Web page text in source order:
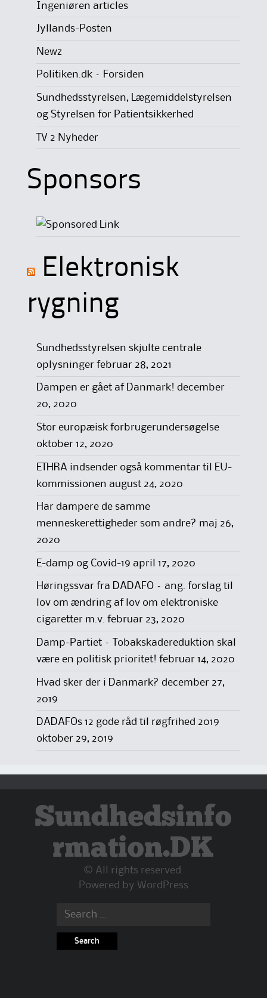
Ingeniøren articles
Jyllands-Posten
Newz
Politiken.dk – Forsiden
Sundhedsstyrelsen, Lægemiddelstyrelsen
og Styrelsen for Patientsikkerhed
TV 2 Nyheder
Sponsors
Elektronisk
rygning
Sundhedsstyrelsen skjulte centrale
oplysninger februar 28, 2021
Dampen er gået af Danmark! december
20, 2020
Stor europæisk forbrugerundersøgelse
oktober 12, 2020
ETHRA indsender også kommentar til EU-
kommissionen august 24, 2020
Har dampere de samme
menneskerettigheder som andre? maj 26,
2020
E-damp og Covid-19 april 17, 2020
Høringssvar fra DADAFO – ang. forslag til
lov om ændring af lov om elektroniske
cigaretter m.v. februar 23, 2020
Damp-Partiet – Tobakskadereduktion skal
være en politisk prioritet! februar 14, 2020
Hvad sker der i Danmark? december 27,
2019
DADAFOs 12 gode råd til røgfrihed 2019
oktober 29, 2019
Sundhedsinfo
rmation.DK
© All rights reserved.
Powered by WordPress
Search